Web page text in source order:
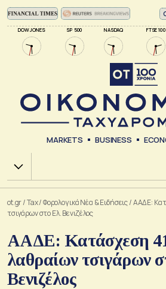
DOW JONES SP 500 NASDAQ FTSE 100
MARKETS BUSINESS
Χ.Α.
ot.gr/Tax/Φορολογικά Νέα & Eιδήσεις/ΑΑΔΕ:
τσιγάρων στο Ελ. Βενιζέλος
ΑΑΔΕ: Κατάσχεση
λαθραίων τσιγάρων
Βενιζέλος